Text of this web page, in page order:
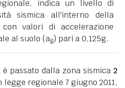
indica un livello di
sismica all'interno della
valori di accelerazione
al suolo (ag) pari a 0,125g.
passato dalla zona sismica 2
legge regionale 7 giugno 2011,